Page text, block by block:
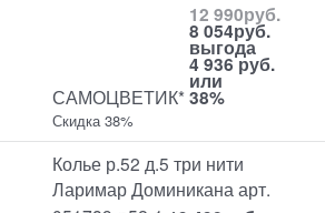
САМОЦВЕТИК*
12 990руб.
8 054руб.
выгода
4 936 руб.
или
38%
Скидка 38%
Колье р.52 д.5 три нити
Ларимар Доминикана арт.